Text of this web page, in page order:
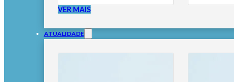
VER MAIS
ATUALIDADE